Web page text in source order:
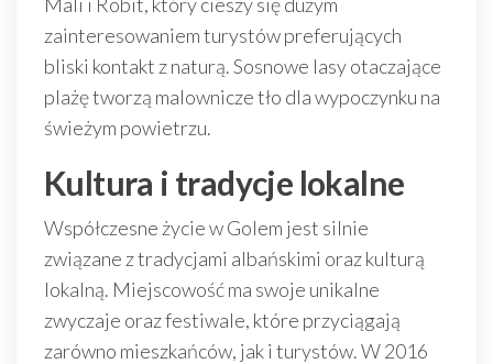
zainteresowaniem turystów preferujących
bliski kontakt z naturą. Sosnowe lasy otaczające
plażę tworzą malownicze tło dla wypoczynku na
świeżym powietrzu.
Kultura i tradycje lokalne
Współczesne życie w Golem jest silnie
związane z tradycjami albańskimi oraz kulturą
lokalną. Miejscowość ma swoje unikalne
zwyczaje oraz festiwale, które przyciągają
zarówno mieszkańców, jak i turystów. W 2016